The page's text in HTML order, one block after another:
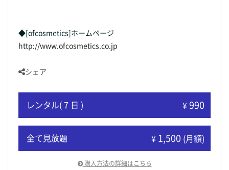
◆[ofcosmetics]ホームページ
http://www.ofcosmetics.co.jp
シェア
レンタル( 7 日 ) ¥990
全て見放題 ¥ 1,500 (月額)
購入方法の詳細はこちら